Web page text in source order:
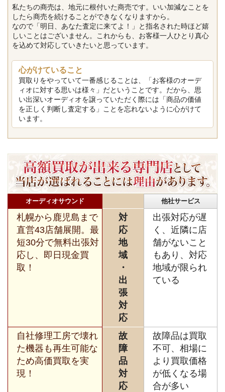
私たちの商売は、地元に根付いた商売です。いい加減なことを
したら商売を続けることができなくなりますから。
なので「明日、あなた査定に来てよ！」と指名された時ほど嬉
しいことはございません。これからも、お客様一人ひとり真心
を込めて対応していきたいと思っています。
心がけていること
買取りをやっていて一番感じることは、「お客様のオーデ
ィオに対する思いは様々」だということです。だから、思
い出深いオーディオを譲っていただく際には「商品の価値
を正しく判断し査定する」ことを忘れないように心がけて
います。
オーディオサウンド 他社サービス
札幌から鹿児島まで
直営43店舗展開。最
短30分で無料出張対
応し、即日現金買
取！
対
応
地
域
・
出
張
対
応
出張対応が遅
く、近隣に店
舗がないこと
もあり、対応
地域が限られ
ている
自社修理工房で壊れ
た機器も再生可能な
ため高価買取を実
現！
故
障
品
対
応
故障品は買取
不可、相場に
より買取価格
が低くなる場
合が多い